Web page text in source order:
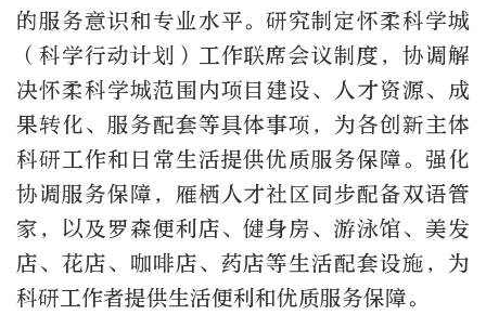
的服务意识和专业水平。研究制定怀柔科学城
（科学行动计划）工作联席会议制度，协调解
决怀柔科学城范围内项目建设、人才资源、成
果转化、服务配套等具体事项，为各创新主体
科研工作和日常生活提供优质服务保障。强化
协调服务保障，雁栖人才社区同步配备双语管
家，以及罗森便利店、健身房、游泳馆、美发
店、花店、咖啡店、药店等生活配套设施，为
科研工作者提供生活便利和优质服务保障。